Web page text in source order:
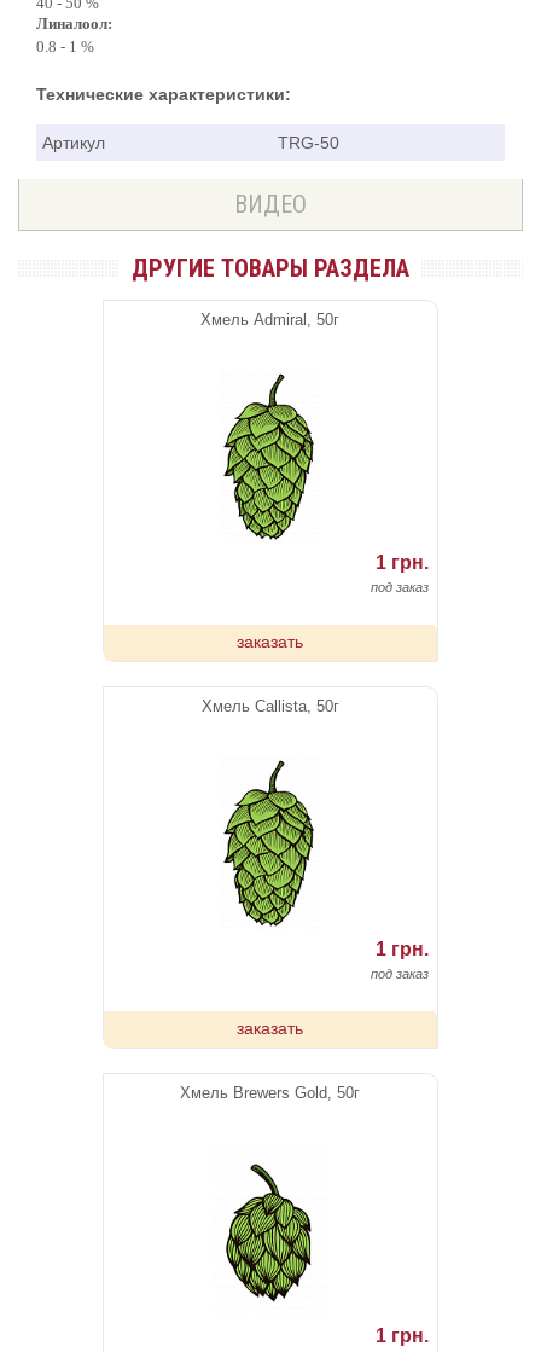
Линалоол:
0.8 - 1 %
Технические характеристики:
Артикул TRG-50
ВИДЕО
ДРУГИЕ ТОВАРЫ РАЗДЕЛА
Хмель Admiral, 50г
1 грн.
под заказ
заказать
Хмель Callista, 50г
1 грн.
под заказ
заказать
Хмель Brewers Gold, 50г
1 грн.